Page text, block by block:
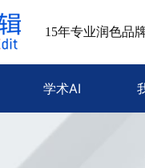
15年专业润色品
学术AI